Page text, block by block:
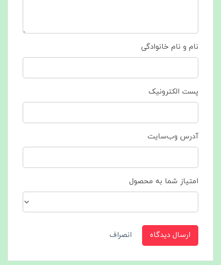
نام و نام خانوادگی
پست الکترونیک
آدرس وب‌سایت
امتیاز شما به محصول
ارسال دیدگاه انصراف